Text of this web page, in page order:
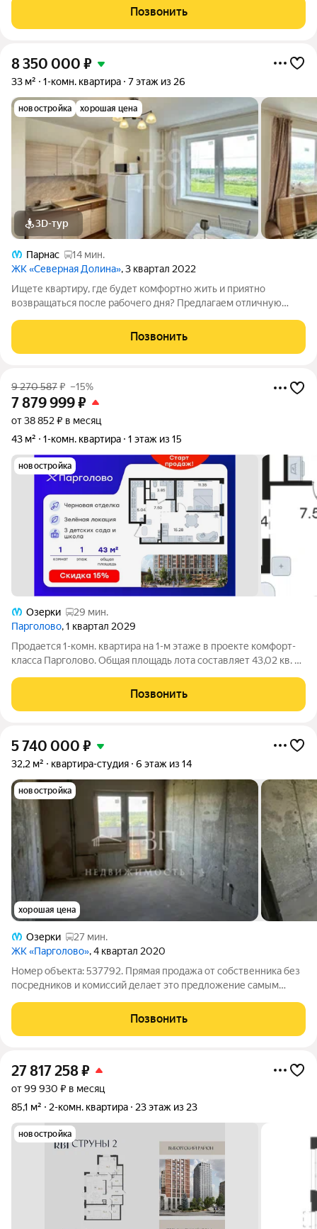
видом на озеро и зеленый квартал. Сочетание камерности
локации и энергии большого
Позвонить
8 350 000 ₽
33 м² 1-комн. квартира 7 этаж из 26
новостройка хорошая цена
3D-тур
Парнас
14 мин.
ЖК «Северная Долина», 3 квартал 2022
Ищете квартиру, где будет комфортно жить и приятно
возвращаться после рабочего дня? Предлагаем отличную
пространство, где каждый квадратный
Позвонить
9 270 587₽ –15%
7 879 999₽
от 38 852 ₽ в месяц
43 м²
1-комн. квартира 1 этаж из 15
новостройка
Озерки
29 мин.
Парголово, 1 квартал 2029
Продается 1-комн. квартира на 1-м этаже в проекте комфорт-
класса Парголово. Общая площадь лота составляет 43,02 кв. м,
кухонную зону. Номер квартиры - 496. Преимущества: -
Квартира
Позвонить
5 740 000 ₽
32,2 м² квартира-студия 6 этаж из 14
новостройка
хорошая цена
Озерки
27 мин.
ЖК «Парголово», 4 квартал 2020
Номер объекта: 537792. Прямая продажа от собственника без
посредников и комиссий делает это предложение самым
рубль. Район давно обжитой и тихий, но при этом воздух здесь
остается чистым
Позвонить
27 817 258₽
от 99 930 ₽ в месяц
85,1 м²
2-комн. квартира 23 этаж из 23
новостройка